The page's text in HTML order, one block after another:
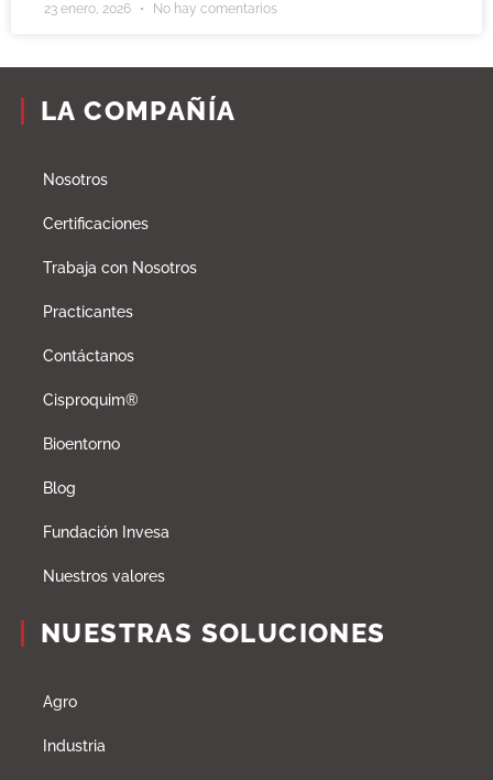
23 enero, 2026 No hay comentarios
LA COMPAÑÍA
Nosotros
Certificaciones
Trabaja con Nosotros
Practicantes
Contáctanos
Cisproquim®
Bioentorno
Blog
Fundación Invesa
Nuestros valores
NUESTRAS SOLUCIONES
Agro
Industria